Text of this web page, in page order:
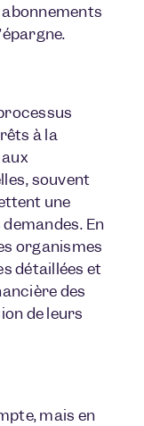
à la
souvent
une
En
organismes
détaillées et
des
de leurs
mais en